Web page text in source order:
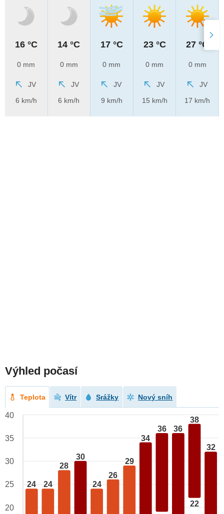
16 °C
0 mm
JV
6 km/h
14 °C
0 mm
JV
6 km/h
17 °C
0 mm
JV
9 km/h
23 °C
0 mm
JV
15 km/h
27 °C
0 mm
JV
17 km/h
Výhled počasí
Teplota Vítr Srážky Nový sníh
24 24
28
30
24
26
29
34
36 36
38
22
32
40
35
30
25
20